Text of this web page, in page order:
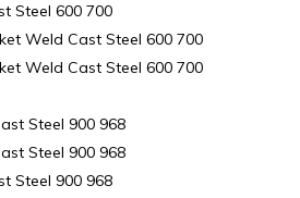
Steel 600 700
Weld Cast Steel 600 700
Weld Cast Steel 600 700
Steel 900 968
Steel 900 968
Steel 900 968